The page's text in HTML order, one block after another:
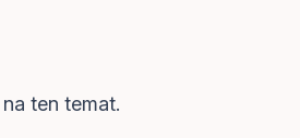
ten temat.